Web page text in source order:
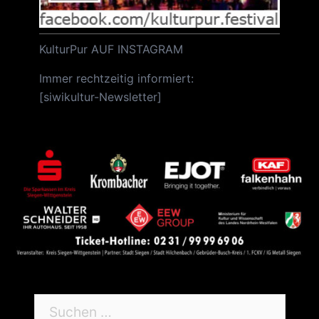
KulturPur AUF INSTAGRAM
Immer rechtzeitig informiert:
[siwikultur-Newsletter]
Suchen